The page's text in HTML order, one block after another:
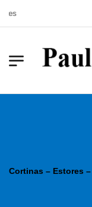
Cortinas – Estores